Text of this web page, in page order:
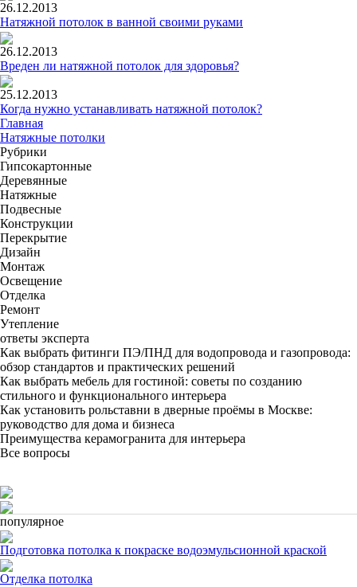
26.12.2013
Натяжной потолок в ванной своими руками
26.12.2013
Вреден ли натяжной потолок для здоровья?
25.12.2013
Когда нужно устанавливать натяжной потолок?
Главная
Натяжные потолки
Рубрики
Гипсокартонные
Деревянные
Натяжные
Подвесные
Конструкции
Перекрытие
Дизайн
Монтаж
Освещение
Отделка
Ремонт
Утепление
ответы эксперта
Как выбрать фитинги ПЭ/ПНД для водопровода и газопровода:
обзор стандартов и практических решений
Как выбрать мебель для гостиной: советы по созданию
стильного и функционального интерьера
Как установить рольставни в дверные проёмы в Москве:
руководство для дома и бизнеса
Преимущества керамогранита для интерьера
Все вопросы
популярное
Подготовка потолка к покраске водоэмульсионной краской
Отделка потолка